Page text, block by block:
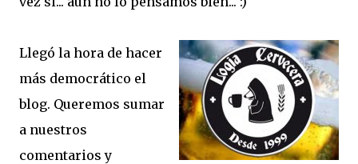
Llegó la hora de hacer
más democrático el
blog. Queremos sumar
a nuestros
comentarios y